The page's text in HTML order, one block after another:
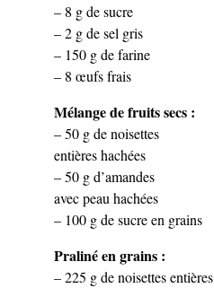
– 8 g de sucre
– 2 g de sel gris
– 150 g de farine
– 8 œufs frais
Mélange de fruits secs :
– 50 g de noisettes
entières hachées
– 50 g d’amandes
avec peau hachées
– 100 g de sucre en grains
Praliné en grains :
– 225 g de noisettes entières